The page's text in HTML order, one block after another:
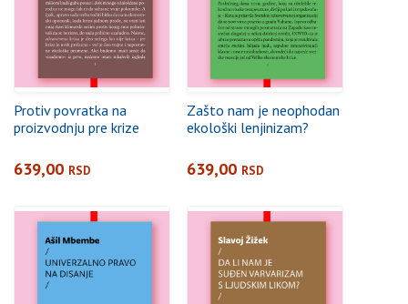
Protiv povratka na
proizvodnju pre krize
639,00 RSD
Zašto nam je neophodan
ekološki lenjinizam?
639,00 RSD